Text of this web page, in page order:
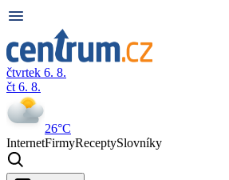
čtvrtek 6. 8.
čt 6. 8.
26°C
InternetFirmyReceptySlovníky